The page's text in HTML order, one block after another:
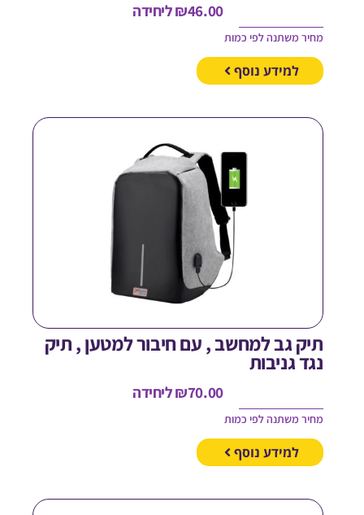
₪ליחידה
משתנה לפי כמות
למידע נוסף
גב למחשב , עם חיבור למטען , תיק
גניבות
₪ליחידה
משתנה לפי כמות
למידע נוסף